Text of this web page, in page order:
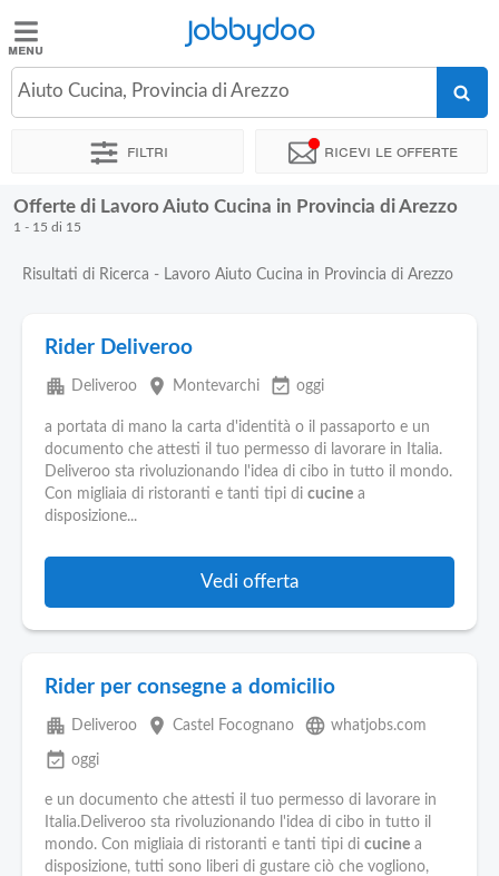
Jobbydoo
Offerte
Stipendi
Blog
Pubblica
Offerte
Aziende
Jobbydoo
Aiuto Cucina, Provincia di Arezzo
Filtri Ricevi le offerte
Offerte di Lavoro Aiuto Cucina in Provincia di Arezzo
1 - 15 di 15
Risultati di Ricerca - Lavoro Aiuto Cucina in Provincia di Arezzo
Rider Deliveroo
apartment Deliveroo place Montevarchi event_available oggi
a portata di mano la carta d'identità o il passaporto e un
documento che attesti il tuo permesso di lavorare in Italia.
Deliveroo sta rivoluzionando l'idea di cibo in tutto il mondo.
Con migliaia di ristoranti e tanti tipi di cucine a
disposizione...
Vedi offerta
Rider per consegne a domicilio
apartment Deliveroo place Castel Focognano language whatjobs.com
event_available oggi
e un documento che attesti il tuo permesso di lavorare in
Italia.Deliveroo sta rivoluzionando l'idea di cibo in tutto il
mondo. Con migliaia di ristoranti e tanti tipi di cucine a
disposizione, tutti sono liberi di gustare ciò che vogliono,